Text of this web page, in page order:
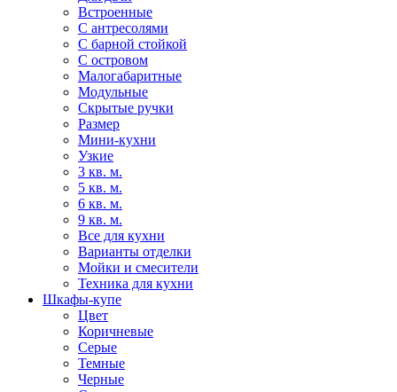
Встроенные
С антресолями
С барной стойкой
С островом
Малогабаритные
Модульные
Скрытые ручки
Размер
Мини-кухни
Узкие
3 кв. м.
5 кв. м.
6 кв. м.
9 кв. м.
Все для кухни
Варианты отделки
Мойки и смесители
Техника для кухни
Шкафы-купе
Цвет
Коричневые
Серые
Темные
Черные